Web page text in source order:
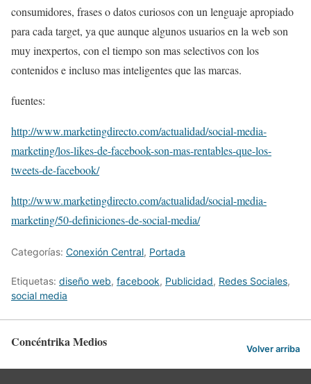
consumidores, frases o datos curiosos con un lenguaje apropiado
para cada target, ya que aunque algunos usuarios en la web son
muy inexpertos, con el tiempo son mas selectivos con los
contenidos e incluso mas inteligentes que las marcas.
fuentes:
http://www.marketingdirecto.com/actualidad/social-media-
marketing/los-likes-de-facebook-son-mas-rentables-que-los-
tweets-de-facebook/
http://www.marketingdirecto.com/actualidad/social-media-
marketing/50-definiciones-de-social-media/
Categorías: Conexión Central, Portada
Etiquetas: diseño web, facebook, Publicidad, Redes Sociales,
social media
Concéntrika Medios Volver arriba